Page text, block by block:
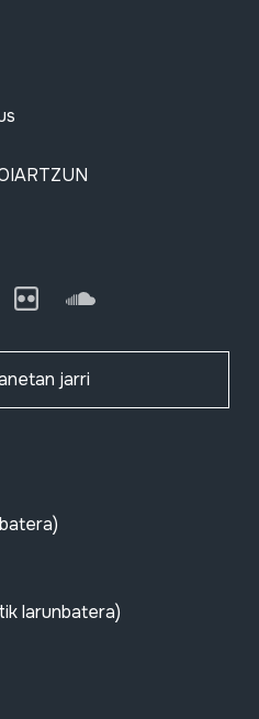
Vimeo Flickr SoundCloud
jarri
larunbatera)